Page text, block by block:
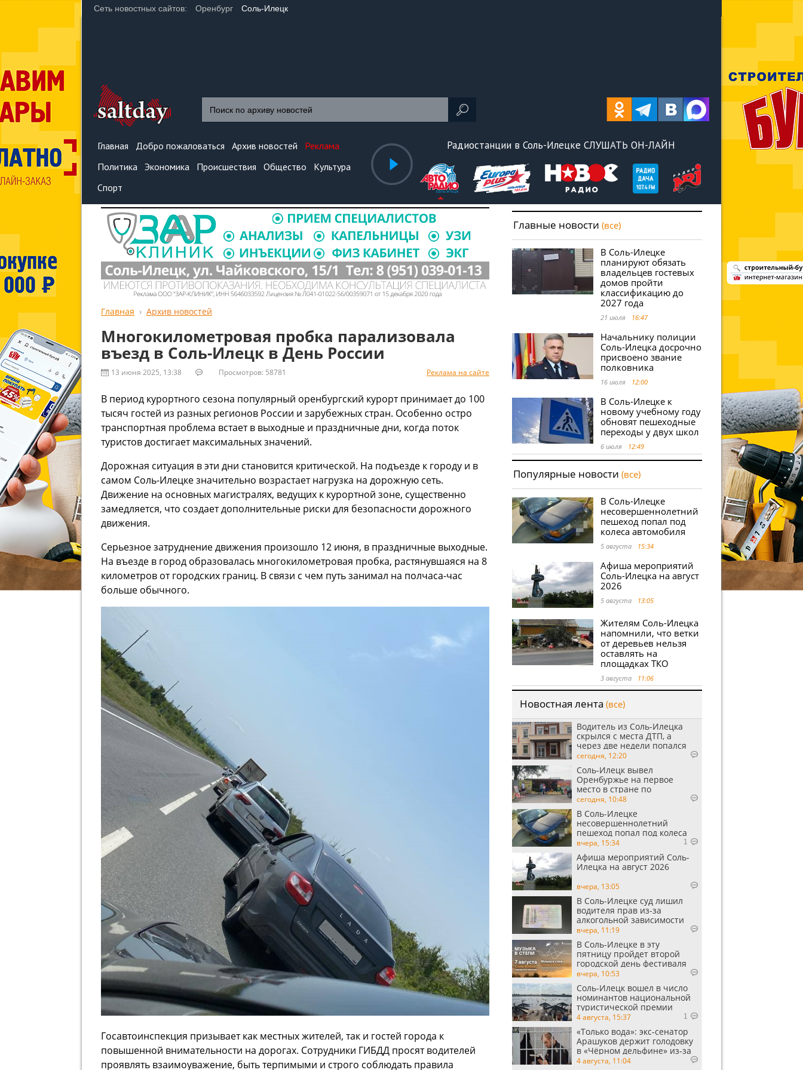
Сеть новостных сайтов: Оренбург Соль-Илецк
Главная Добро пожаловаться Архив новостей
Реклама
Политика Экономика Происшествия Общество
Культура
Спорт
Радиостанции в Соль-Илецке СЛУШАТЬ ОН-ЛАЙН
Главная Архив новостей
Многокилометровая пробка парализовала
въезд в Соль-Илецк в День России
13 июня 2025, 13:38 Просмотров: 58781 Реклама на сайте
В период курортного сезона популярный оренбургский курорт принимает до 100
тысяч гостей из разных регионов России и зарубежных стран. Особенно остро
транспортная проблема встает в выходные и праздничные дни, когда поток
туристов достигает максимальных значений.
Дорожная ситуация в эти дни становится критической. На подъезде к городу и в
самом Соль-Илецке значительно возрастает нагрузка на дорожную сеть.
Движение на основных магистралях, ведущих к курортной зоне, существенно
замедляется, что создает дополнительные риски для безопасности дорожного
движения.
Серьезное затруднение движения произошло 12 июня, в праздничные выходные.
На въезде в город образовалась многокилометровая пробка, растянувшаяся на 8
километров от городских границ. В связи с чем путь занимал на полчаса-час
больше обычного.
Госавтоинспекция призывает как местных жителей, так и гостей города к
повышенной внимательности на дорогах. Сотрудники ГИБДД просят водителей
проявлять взаимоуважение, быть терпимыми и строго соблюдать правила
Главные новости (все)
В Соль-Илецке
планируют обязать
владельцев гостевых
домов пройти
классификацию до
2027 года
21 июля 16:47
Начальнику полиции
Соль-Илецка досрочно
присвоено звание
полковника
16 июля 12:00
В Соль-Илецке к
новому учебному году
обновят пешеходные
переходы у двух школ
6 июля 12:49
Популярные новости (все)
В Соль-Илецке
несовершеннолетний
пешеход попал под
колеса автомобиля
5 августа 15:34
Афиша мероприятий
Соль-Илецка на август
2026
5 августа 13:05
Жителям Соль-Илецка
напомнили, что ветки
от деревьев нельзя
оставлять на
площадках ТКО
3 августа 11:06
Новостная лента (все)
Водитель из Соль-Илецка
скрылся с места ДТП, а
через две недели попался
пьяным
сегодня, 12:20
Соль-Илецк вывел
Оренбуржье на первое
место в стране по
выращиванию арбузов
сегодня, 10:48
В Соль-Илецке
несовершеннолетний
пешеход попал под колеса
автомобиля
вчера, 15:34 1
Афиша мероприятий Соль-
Илецка на август 2026
вчера, 13:05
В Соль-Илецке суд лишил
водителя прав из-за
алкогольной зависимости
вчера, 11:19
В Соль-Илецке в эту
пятницу пройдет второй
городской день фестиваля
«Музыка в степи»
вчера, 10:53
Соль-Илецк вошел в число
номинантов национальной
туристической премии
Russian Traveler Awards
4 августа, 15:37 1
«Только вода»: экс‑сенатор
Арашуков держит голодовку
в «Чёрном дельфине» из‑за
духоты на рабочем месте
4 августа, 11:04